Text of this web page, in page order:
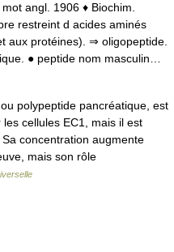
angl. 1906 ♦ Biochim.
restreint d acides aminés
aux protéines). ⇒ oligopeptide.
● peptide nom masculin…
polypeptide pancréatique, est
cellules EC1, mais il est
concentration augmente
mais son rôle